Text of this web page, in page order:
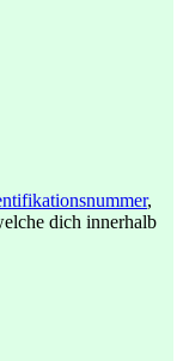
,
dich innerhalb